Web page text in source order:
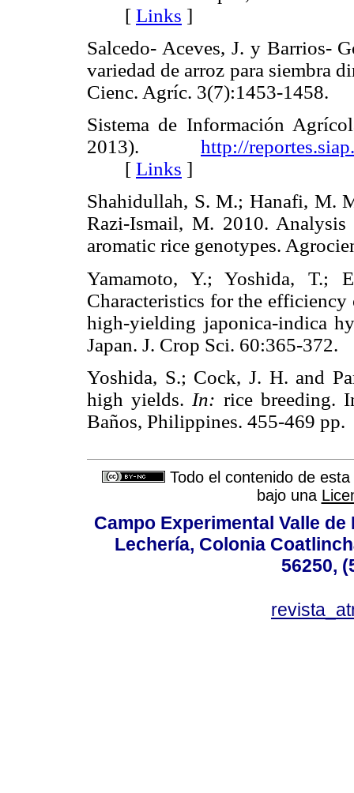
[ Links ]
Salcedo- Aceves, J. y Barrios-
variedad de arroz para siembra
Cienc. Agríc. 3(7):1453-
Sistema de Información
2013). http://
[ Links ]
Shahidullah, S. M.; Hanafi, M.
Razi-Ismail, M. 2010.
aromatic rice genotypes.
Yamamoto, Y.; Yoshida, T.;
Characteristics for the
high-yielding japonica-indica
Japan. J. Crop Sci. 60:365-
Yoshida, S.; Cock, J. H. and
high yields. In: rice breeding.
Baños, Philippines. 455-
Todo el contenido de
bajo una
Campo Experimental Valle
Lechería, Colonia
56250,